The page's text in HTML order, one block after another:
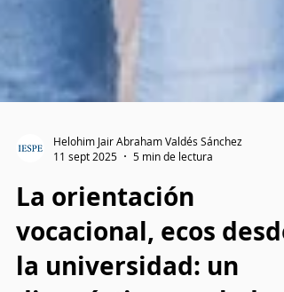
11 sept 2025
5 min de lectura
La orientación
vocacional, ecos desde